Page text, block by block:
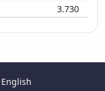
3.730
English